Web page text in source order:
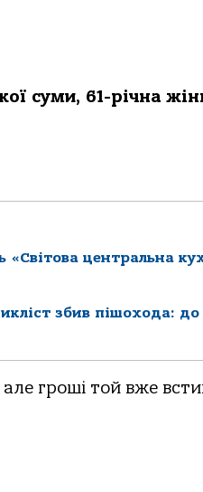
суми, 61-річна
центральна
збив пішохода: до
гроші той вже